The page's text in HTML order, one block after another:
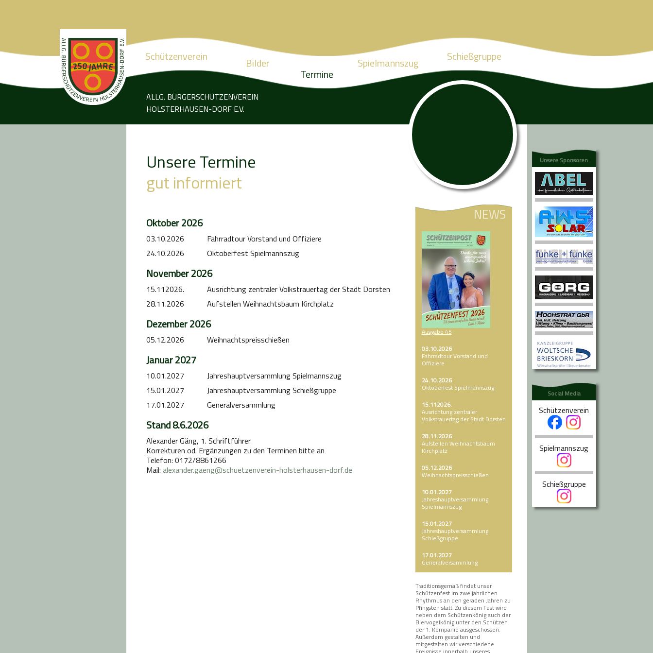
Schützenverein Bilder
Termine
Spielmannszug Schießgruppe
ALLG. BÜRGERSCHÜTZENVEREIN
HOLSTERHAUSEN-DORF E.V.
Unsere Termine
gut informiert
Oktober 2026
03.10.2026
Fahrradtour Vorstand und Offiziere
24.10.2026
Oktoberfest Spielmannszug
November 2026
15.112026.
Ausrichtung zentraler Volkstrauertag der Stadt Dorsten
28.11.2026
Aufstellen Weihnachtsbaum Kirchplatz
Dezember 2026
05.12.2026 Weihnachtspreisschießen
Januar 2027
10.01.2027
Jahreshauptversammlung Spielmannszug
15.01.2027
Jahreshauptversammlung Schießgruppe
17.01.2027
Generalversammlung
Stand 8.6.2026
Alexander Gäng, 1. Schriftführer
Korrekturen od. Ergänzungen zu den Terminen bitte an
Telefon: 0172/8861266
Mail: alexander.gaeng@schuetzenverein-holsterhausen-dorf.de
NEWS
Ausgabe 45
03.10.2026
Fahrradtour Vorstand und
Offiziere
24.10.2026
Oktoberfest Spielmannszug
15.112026.
Ausrichtung zentraler
Volkstrauertag der Stadt Dorsten
28.11.2026
Aufstellen Weihnachtsbaum
Kirchplatz
05.12.2026
Weihnachtspreisschießen
10.01.2027
Jahreshauptversammlung
Spielmannszug
15.01.2027
Jahreshauptversammlung
Schießgruppe
17.01.2027
Generalversammlung
Traditionsgemäß findet unser
Schützenfest im zweijährlichen
Rhythmus an den geraden Jahren zu
Pfingsten statt. Zu diesem Fest wird
neben dem Schützenkönig auch der
Biervogelkönig unter den Schützen
der 1. Kompanie ausgeschossen.
Außerdem gestalten und
mitgestalten wir verschiedene
Unsere Sponsoren
Social Media
Schützenverein
Spielmannszug
Schießgruppe